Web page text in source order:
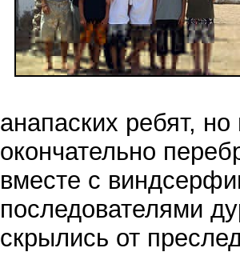
анапаских ребят,
окончательно
вместе с
последователями
скрылись от